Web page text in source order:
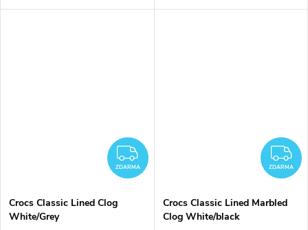
ZDARMA
ZDARMA
Crocs Classic Lined Clog
White/Grey
ZDARMA
Crocs Classic Lined Marbled
Clog White/black